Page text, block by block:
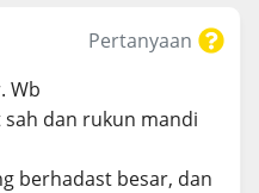
Pertanyaan
Wb
sah dan rukun mandi
berhadast besar, dan